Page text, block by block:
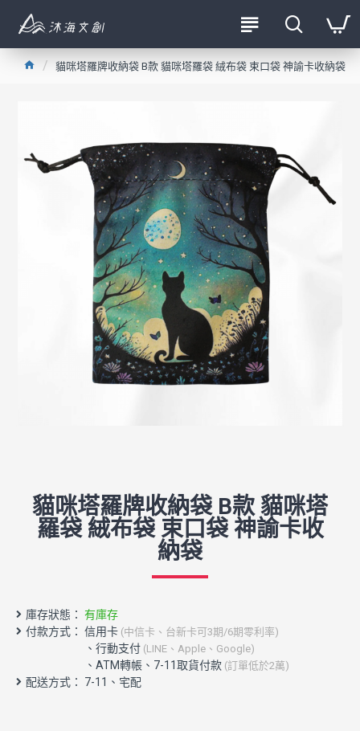
貓咪塔羅牌收納袋 B款 貓咪塔羅袋 絨布袋 束口袋 神諭卡收納袋
貓咪塔羅牌收納袋 B款 貓咪塔
羅袋 絨布袋 束口袋 神諭卡收
納袋
庫存狀態： 有庫存
付款方式： 信用卡 (中信卡、台新卡可3期/6期零利率)
配送方式： 7-11、宅配